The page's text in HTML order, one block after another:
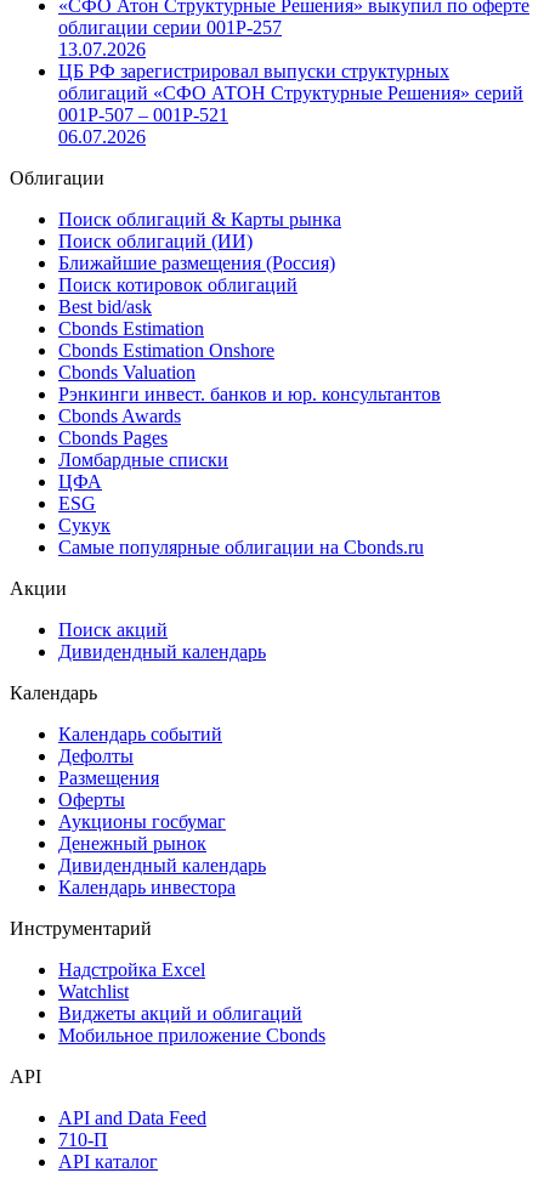
«СФО Атон Структурные Решения» выкупил по оферте
облигации серии 001Р-257
13.07.2026
ЦБ РФ зарегистрировал выпуски структурных
облигаций «СФО АТОН Структурные Решения» серий
001P-507 – 001P-521
06.07.2026
Облигации
Поиск облигаций & Карты рынка
Поиск облигаций (ИИ)
Ближайшие размещения (Россия)
Поиск котировок облигаций
Best bid/ask
Cbonds Estimation
Cbonds Estimation Onshore
Cbonds Valuation
Рэнкинги инвест. банков и юр. консультантов
Cbonds Awards
Cbonds Pages
Ломбардные списки
ЦФА
ESG
Сукук
Самые популярные облигации на Cbonds.ru
Акции
Поиск акций
Дивидендный календарь
Календарь
Календарь событий
Дефолты
Размещения
Оферты
Аукционы госбумаг
Денежный рынок
Дивидендный календарь
Календарь инвестора
Инструментарий
Надстройка Excel
Watchlist
Виджеты акций и облигаций
Мобильное приложение Cbonds
API
API and Data Feed
710-П
API каталог